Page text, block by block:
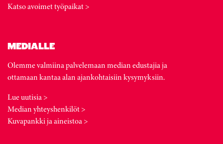
Katso avoimet työpaikat >
MEDIALLE
Olemme valmiina palvelemaan median edustajia ja
ottamaan kantaa alan ajankohtaisiin kysymyksiin.
Lue uutisia >
Median yhteyshenkilöt >
Kuvapankki ja aineistoa >